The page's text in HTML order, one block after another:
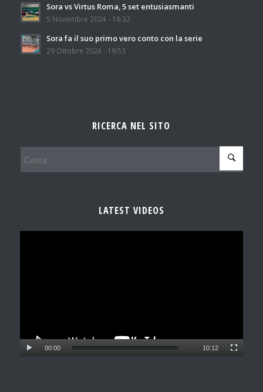
Sora vs Virtus Roma, 5 set entusiasmanti
5 Novembre 2024 - 18:32
Sora fa il suo primo vero conto con la serie
29 Ottobre 2024 - 19:53
RICERCA NEL SITO
LATEST VIDEOS
00:00 10:12